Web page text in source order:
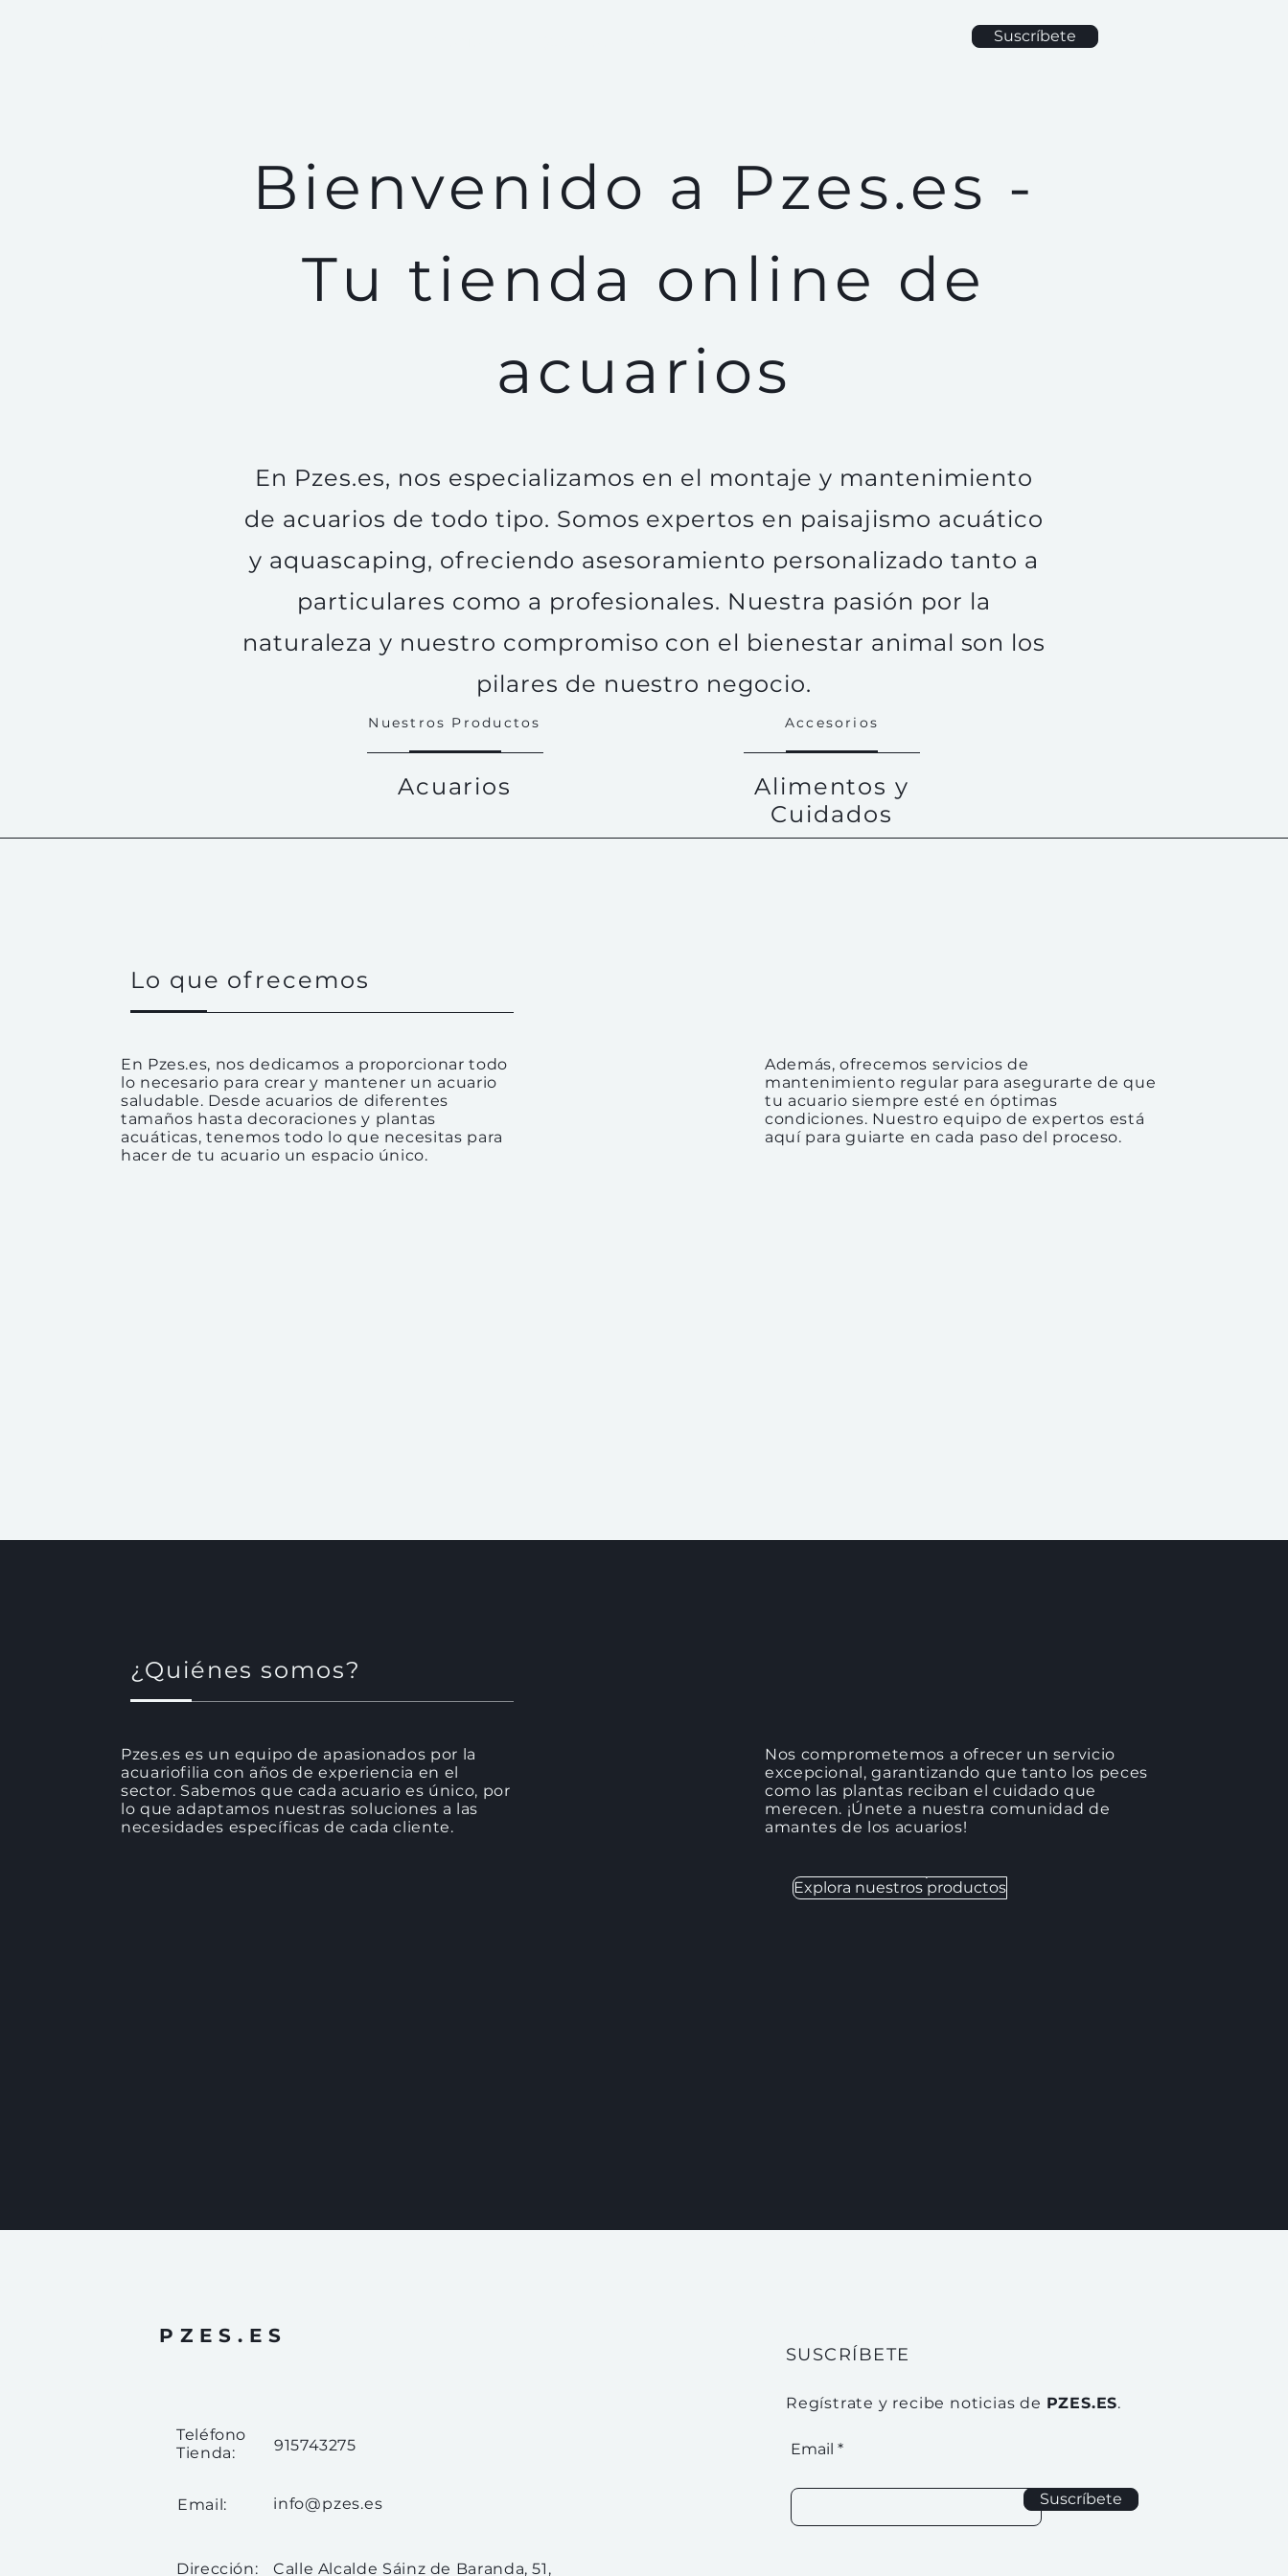
Suscríbete
Bienvenido a Pzes.es -
Tu tienda online de
acuarios
En Pzes.es, nos especializamos en el montaje y mantenimiento
de acuarios de todo tipo. Somos expertos en paisajismo acuático
y aquascaping, ofreciendo asesoramiento personalizado tanto a
particulares como a profesionales. Nuestra pasión por la
naturaleza y nuestro compromiso con el bienestar animal son los
pilares de nuestro negocio.
Nuestros Productos
Acuarios
Accesorios
Alimentos y
Cuidados
Lo que ofrecemos
En Pzes.es, nos dedicamos a proporcionar todo
lo necesario para crear y mantener un acuario
saludable. Desde acuarios de diferentes
tamaños hasta decoraciones y plantas
acuáticas, tenemos todo lo que necesitas para
hacer de tu acuario un espacio único.
Además, ofrecemos servicios de
mantenimiento regular para asegurarte de que
tu acuario siempre esté en óptimas
condiciones. Nuestro equipo de expertos está
aquí para guiarte en cada paso del proceso.
¿Quiénes somos?
Pzes.es es un equipo de apasionados por la
acuariofilia con años de experiencia en el
sector. Sabemos que cada acuario es único, por
lo que adaptamos nuestras soluciones a las
necesidades específicas de cada cliente.
Nos comprometemos a ofrecer un servicio
excepcional, garantizando que tanto los peces
como las plantas reciban el cuidado que
merecen. ¡Únete a nuestra comunidad de
amantes de los acuarios!
Explora nuestros productos
PZES.ES
Teléfono
Tienda:
915743275
Email: info@pzes.es
Dirección: Calle Alcalde Sáinz de Baranda, 51,
SUSCRÍBETE
Regístrate y recibe noticias de PZES.ES.
Email
Suscríbete